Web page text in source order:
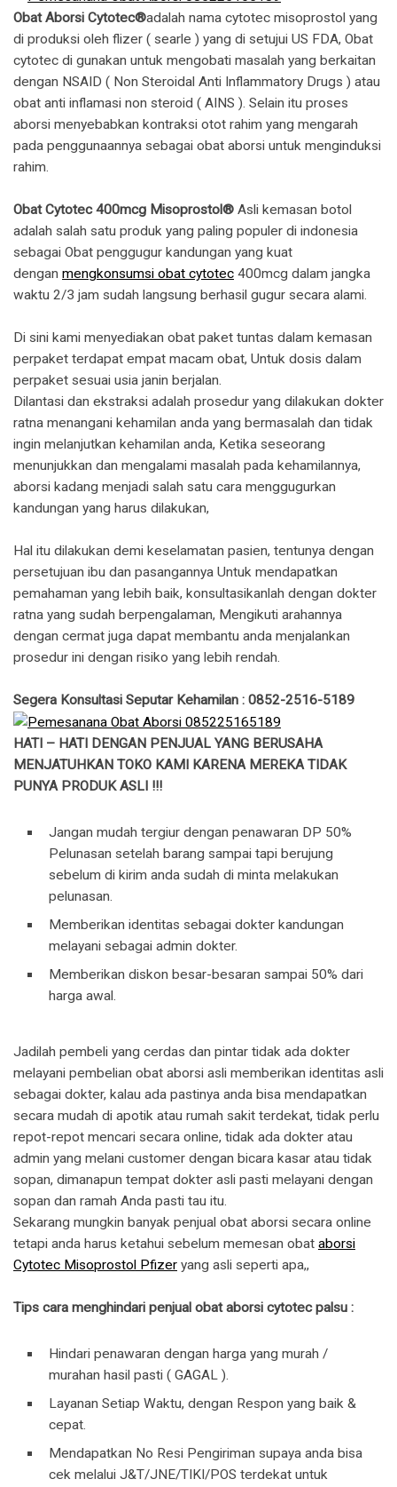
Obat Aborsi Cytotec®adalah nama cytotec misoprostol yang
di produksi oleh flizer ( searle ) yang di setujui US FDA, Obat
cytotec di gunakan untuk mengobati masalah yang berkaitan
dengan NSAID ( Non Steroidal Anti Inflammatory Drugs ) atau
obat anti inflamasi non steroid ( AINS ). Selain itu proses
aborsi menyebabkan kontraksi otot rahim yang mengarah
pada penggunaannya sebagai obat aborsi untuk menginduksi
rahim.
Obat Cytotec 400mcg Misoprostol® Asli kemasan botol
adalah salah satu produk yang paling populer di indonesia
sebagai Obat penggugur kandungan yang kuat
dengan mengkonsumsi obat cytotec 400mcg dalam jangka
waktu 2/3 jam sudah langsung berhasil gugur secara alami.
Di sini kami menyediakan obat paket tuntas dalam kemasan
perpaket terdapat empat macam obat, Untuk dosis dalam
perpaket sesuai usia janin berjalan.
Dilantasi dan ekstraksi adalah prosedur yang dilakukan dokter
ratna menangani kehamilan anda yang bermasalah dan tidak
ingin melanjutkan kehamilan anda, Ketika seseorang
menunjukkan dan mengalami masalah pada kehamilannya,
aborsi kadang menjadi salah satu cara menggugurkan
kandungan yang harus dilakukan,
Hal itu dilakukan demi keselamatan pasien, tentunya dengan
persetujuan ibu dan pasangannya Untuk mendapatkan
pemahaman yang lebih baik, konsultasikanlah dengan dokter
ratna yang sudah berpengalaman, Mengikuti arahannya
dengan cermat juga dapat membantu anda menjalankan
prosedur ini dengan risiko yang lebih rendah.
Segera Konsultasi Seputar Kehamilan : 0852-2516-5189
HATI – HATI DENGAN PENJUAL YANG BERUSAHA
MENJATUHKAN TOKO KAMI KARENA MEREKA TIDAK
PUNYA PRODUK ASLI !!!
Jangan mudah tergiur dengan penawaran DP 50%
Pelunasan setelah barang sampai tapi berujung
sebelum di kirim anda sudah di minta melakukan
pelunasan.
Memberikan identitas sebagai dokter kandungan
melayani sebagai admin dokter.
Memberikan diskon besar-besaran sampai 50% dari
harga awal.
Jadilah pembeli yang cerdas dan pintar tidak ada dokter
melayani pembelian obat aborsi asli memberikan identitas asli
sebagai dokter, kalau ada pastinya anda bisa mendapatkan
secara mudah di apotik atau rumah sakit terdekat, tidak perlu
repot-repot mencari secara online, tidak ada dokter atau
admin yang melani customer dengan bicara kasar atau tidak
sopan, dimanapun tempat dokter asli pasti melayani dengan
sopan dan ramah Anda pasti tau itu.
Sekarang mungkin banyak penjual obat aborsi secara online
tetapi anda harus ketahui sebelum memesan obat aborsi
Cytotec Misoprostol Pfizer yang asli seperti apa,,
Tips cara menghindari penjual obat aborsi cytotec palsu :
Hindari penawaran dengan harga yang murah /
murahan hasil pasti ( GAGAL ).
Layanan Setiap Waktu, dengan Respon yang baik &
cepat.
Mendapatkan No Resi Pengiriman supaya anda bisa
cek melalui J&T/JNE/TIKI/POS terdekat untuk